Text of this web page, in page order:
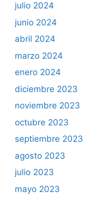
julio 2024
junio 2024
abril 2024
marzo 2024
enero 2024
diciembre 2023
noviembre 2023
octubre 2023
septiembre 2023
agosto 2023
julio 2023
mayo 2023